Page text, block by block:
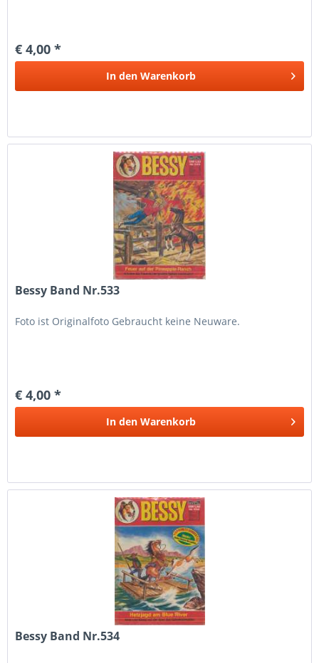
€ 4,00 *
In den Warenkorb
Bessy Band Nr.533
Foto ist Originalfoto Gebraucht keine Neuware.
€ 4,00 *
In den Warenkorb
Bessy Band Nr.534